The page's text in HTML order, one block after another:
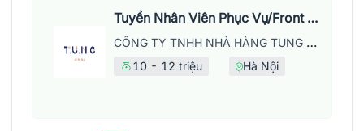
Tuyển Nhân Viên Phục Vụ/Front Of House
CÔNG TY TNHH NHÀ HÀNG TUNG DINING
10 - 12 triệu Hà Nội